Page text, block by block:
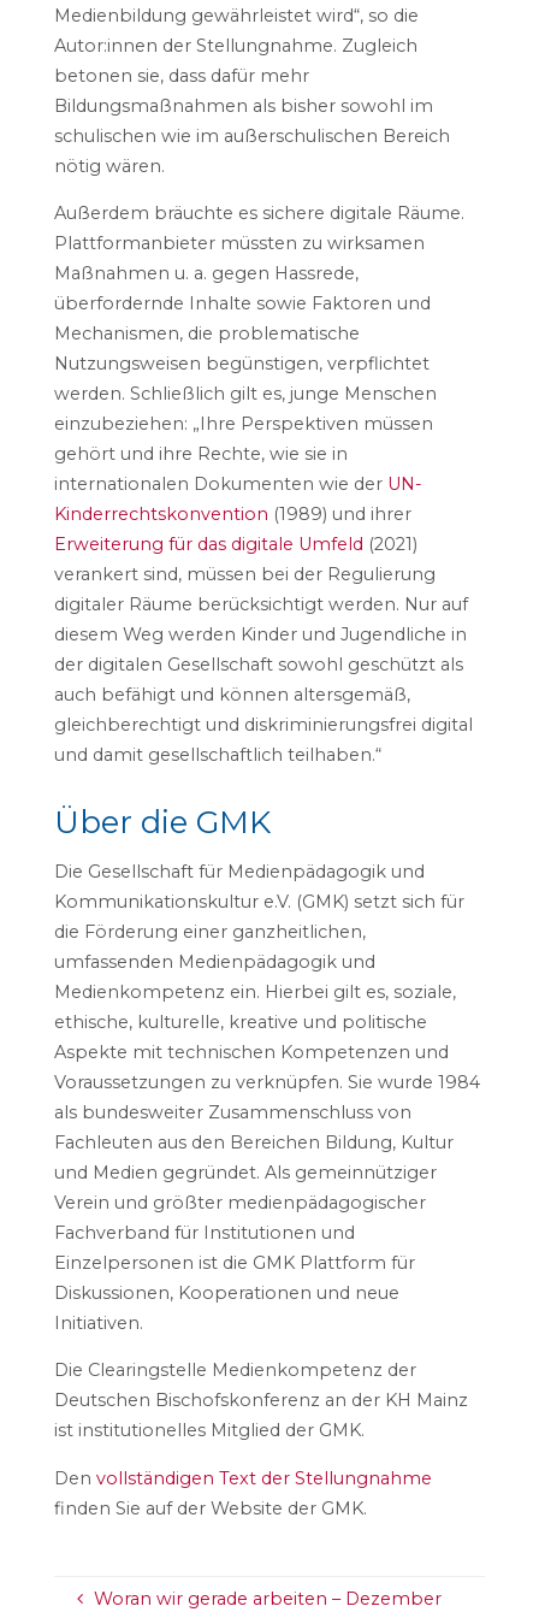
Medienbildung gewährleistet wird“, so die
Autor:innen der Stellungnahme. Zugleich
betonen sie, dass dafür mehr
Bildungsmaßnahmen als bisher sowohl im
schulischen wie im außerschulischen Bereich
nötig wären.
Außerdem bräuchte es sichere digitale Räume.
Plattformanbieter müssten zu wirksamen
Maßnahmen u. a. gegen Hassrede,
überfordernde Inhalte sowie Faktoren und
Mechanismen, die problematische
Nutzungsweisen begünstigen, verpflichtet
werden. Schließlich gilt es, junge Menschen
einzubeziehen: „Ihre Perspektiven müssen
gehört und ihre Rechte, wie sie in
internationalen Dokumenten wie der UN-
Kinderrechtskonvention (1989) und ihrer
Erweiterung für das digitale Umfeld (2021)
verankert sind, müssen bei der Regulierung
digitaler Räume berücksichtigt werden. Nur auf
diesem Weg werden Kinder und Jugendliche in
der digitalen Gesellschaft sowohl geschützt als
auch befähigt und können altersgemäß,
gleichberechtigt und diskriminierungsfrei digital
und damit gesellschaftlich teilhaben.“
Über die GMK
Die Gesellschaft für Medienpädagogik und
Kommunikationskultur e.V. (GMK) setzt sich für
die Förderung einer ganzheitlichen,
umfassenden Medienpädagogik und
Medienkompetenz ein. Hierbei gilt es, soziale,
ethische, kulturelle, kreative und politische
Aspekte mit technischen Kompetenzen und
Voraussetzungen zu verknüpfen. Sie wurde 1984
als bundesweiter Zusammenschluss von
Fachleuten aus den Bereichen Bildung, Kultur
und Medien gegründet. Als gemeinnütziger
Verein und größter medienpädagogischer
Fachverband für Institutionen und
Einzelpersonen ist die GMK Plattform für
Diskussionen, Kooperationen und neue
Initiativen.
Die Clearingstelle Medienkompetenz der
Deutschen Bischofskonferenz an der KH Mainz
ist institutionelles Mitglied der GMK.
Den vollständigen Text der Stellungnahme
finden Sie auf der Website der GMK.
Woran wir gerade arbeiten – Dezember